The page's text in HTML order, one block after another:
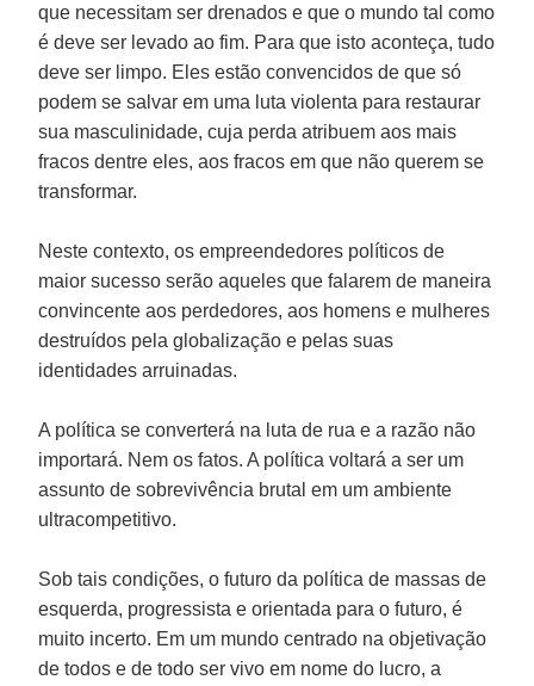
que necessitam ser drenados e que o mundo tal como
é deve ser levado ao fim. Para que isto aconteça, tudo
deve ser limpo. Eles estão convencidos de que só
podem se salvar em uma luta violenta para restaurar
sua masculinidade, cuja perda atribuem aos mais
fracos dentre eles, aos fracos em que não querem se
transformar.
Neste contexto, os empreendedores políticos de
maior sucesso serão aqueles que falarem de maneira
convincente aos perdedores, aos homens e mulheres
destruídos pela globalização e pelas suas
identidades arruinadas.
A política se converterá na luta de rua e a razão não
importará. Nem os fatos. A política voltará a ser um
assunto de sobrevivência brutal em um ambiente
ultracompetitivo.
Sob tais condições, o futuro da política de massas de
esquerda, progressista e orientada para o futuro, é
muito incerto. Em um mundo centrado na objetivação
de todos e de todo ser vivo em nome do lucro, a